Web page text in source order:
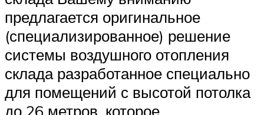
предлагается оригинальное
(специализированное) решение
системы воздушного отопления
склада разработанное специально
для помещений с высотой потолка
до 26 метров, которое